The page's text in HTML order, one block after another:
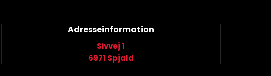
Adresseinformation
Sivvej 1
​6971 Spjald